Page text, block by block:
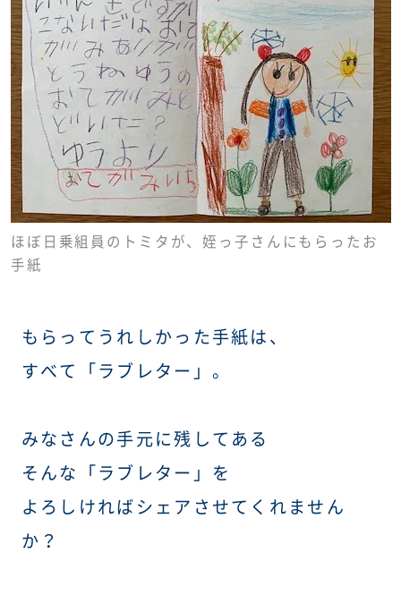
ほぼ日乗組員のトミタが、姪っ子さんにもらったお
手紙
もらってうれしかった手紙は、
すべて「ラブレター」。
みなさんの手元に残してある
そんな「ラブレター」を
よろしければシェアさせてくれません
か？